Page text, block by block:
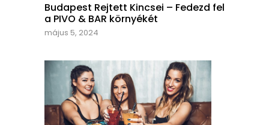
Budapest Rejtett Kincsei – Fedezd fel
a PIVO & BAR környékét
május 5, 2024